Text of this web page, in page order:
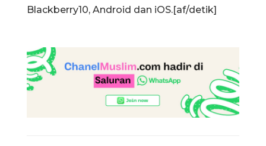
Blackberry10, Android dan iOS.[af/detik]